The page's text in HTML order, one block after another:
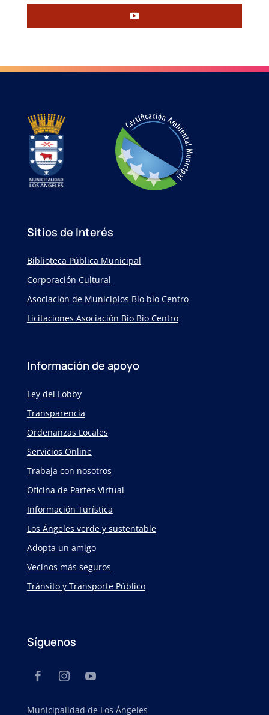
Sitios de Interés
Biblioteca Pública Municipal
Corporación Cultural
Asociación de Municipios Bío bío Centro
Licitaciones Asociación Bio Bio Centro
Información de apoyo
Ley del Lobby
Transparencia
Ordenanzas Locales
Servicios Online
Trabaja con nosotros
Oficina de Partes Virtual
Información Turística
Los Ángeles verde y sustentable
Adopta un amigo
Vecinos más seguros
Tránsito y Transporte Público
Síguenos
Municipalidad de Los Ángeles